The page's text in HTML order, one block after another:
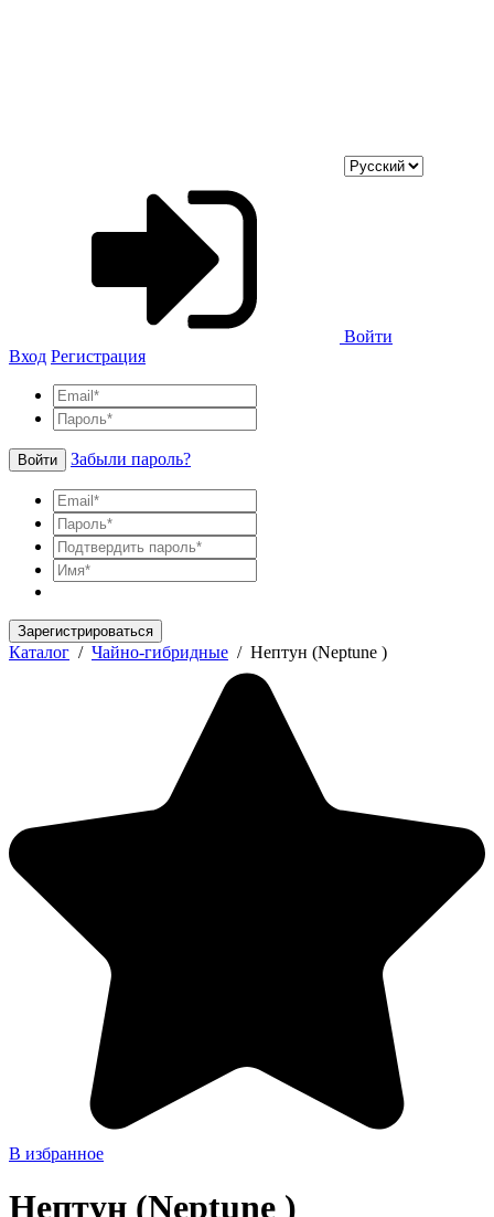
Войти
Вход Регистрация
Войти Забыли пароль?
Зарегистрироваться
Каталог / Чайно-гибридные / Нептун (Neptune )
В избранное
Нептун (Neptune )